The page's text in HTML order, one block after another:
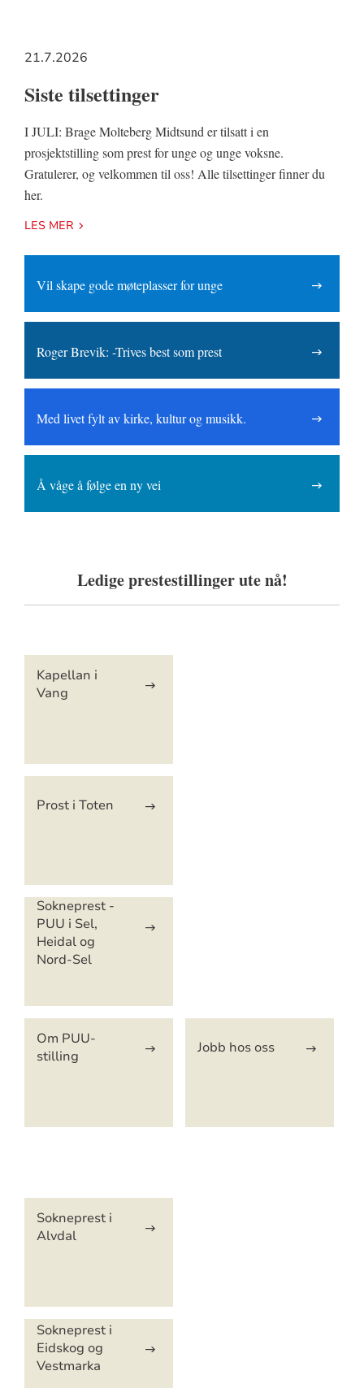
21.7.2026
Siste tilsettinger
I JULI: Brage Molteberg Midtsund er tilsatt i en
prosjektstilling som prest for unge og unge voksne.
Gratulerer, og velkommen til oss! Alle tilsettinger finner du
her.
LES MER
Vil skape gode møteplasser for unge
Roger Brevik: -Trives best som prest
Med livet fylt av kirke, kultur og musikk.
Å våge å følge en ny vei
Ledige prestestillinger ute nå!
Artikkelsnarveger
Kapellan i
Vang
Prost i Toten
Sokneprest -
PUU i Sel,
Heidal og
Nord-Sel
Om PUU-
stilling
Jobb hos oss
Artikkelsnarveger
Sokneprest i
Alvdal
Sokneprest i
Eidskog og
Vestmarka